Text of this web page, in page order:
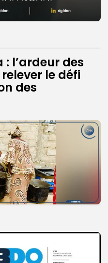
l’ardeur des
le défi
des